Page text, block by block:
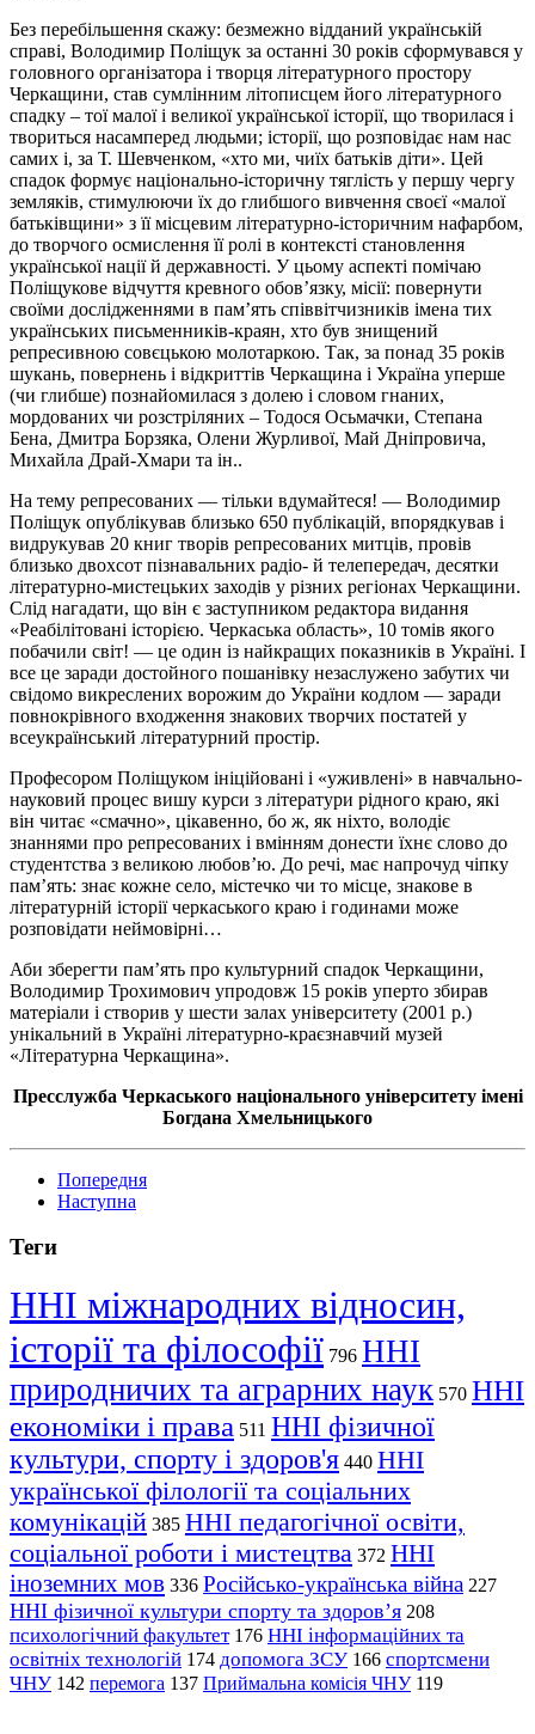
Без перебільшення скажу: безмежно відданий українській
справі, Володимир Поліщук за останні 30 років сформувався у
головного організатора і творця літературного простору
Черкащини, став сумлінним літописцем його літературного
спадку – тої малої і великої української історії, що творилася і
твориться насамперед людьми; історії, що розповідає нам нас
самих і, за Т. Шевченком, «хто ми, чиїх батьків діти». Цей
спадок формує національно-історичну тяглість у першу чергу
земляків, стимулюючи їх до глибшого вивчення своєї «малої
батьківщини» з її місцевим літературно-історичним нафарбом,
до творчого осмислення її ролі в контексті становлення
української нації й державності. У цьому аспекті помічаю
Поліщукове відчуття кревного обов’язку, місії: повернути
своїми дослідженнями в пам’ять співвітчизників імена тих
українських письменників-краян, хто був знищений
репресивною совєцькою молотаркою. Так, за понад 35 років
шукань, повернень і відкриттів Черкащина і Україна уперше
(чи глибше) познайомилася з долею і словом гнаних,
мордованих чи розстріляних – Тодося Осьмачки, Степана
Бена, Дмитра Борзяка, Олени Журливої, Май Дніпровича,
Михайла Драй-Хмари та ін..
На тему репресованих — тільки вдумайтеся! — Володимир
Поліщук опублікував близько 650 публікацій, впорядкував і
видрукував 20 книг творів репресованих митців, провів
близько двохсот пізнавальних радіо- й телепередач, десятки
літературно-мистецьких заходів у різних регіонах Черкащини.
Слід нагадати, що він є заступником редактора видання
«Реабілітовані історією. Черкаська область», 10 томів якого
побачили світ! — це один із найкращих показників в Україні. І
все це заради достойного пошанівку незаслужено забутих чи
свідомо викреслених ворожим до України кодлом — заради
повнокрівного входження знакових творчих постатей у
всеукраїнський літературний простір.
Професором Поліщуком ініційовані і «уживлені» в навчально-
науковий процес вишу курси з літератури рідного краю, які
він читає «смачно», цікавенно, бо ж, як ніхто, володіє
знаннями про репресованих і вмінням донести їхнє слово до
студентства з великою любов’ю. До речі, має напрочуд чіпку
пам’ять: знає кожне село, містечко чи то місце, знакове в
літературній історії черкаського краю і годинами може
розповідати неймовірні…
Аби зберегти пам’ять про культурний спадок Черкащини,
Володимир Трохимович упродовж 15 років уперто збирав
матеріали і створив у шести залах університету (2001 р.)
унікаль­ний в Україні літературно-краєзнавчий музей
«Літературна Черкащина».
Пресслужба Черкаського національного університету імені
Богдана Хмельницького
Попередня
Наступна
Теги
ННІ міжнародних відносин,
історії та філософії 796 ННІ
природничих та аграрних наук 570 ННІ
економіки і права 511 ННІ фізичної
культури, спорту і здоров'я 440 ННІ
української філології та соціальних
комунікацій 385 ННІ педагогічної освіти,
соціальної роботи і мистецтва 372 ННІ
іноземних мов 336 Російсько-українська війна 227
ННІ фізичної культури спорту та здоров’я 208
психологічний факультет 176 ННІ інформаційних та
освітніх технологій 174 допомога ЗСУ 166 спортсмени
ЧНУ 142 перемога 137 Приймальна комісія ЧНУ 119